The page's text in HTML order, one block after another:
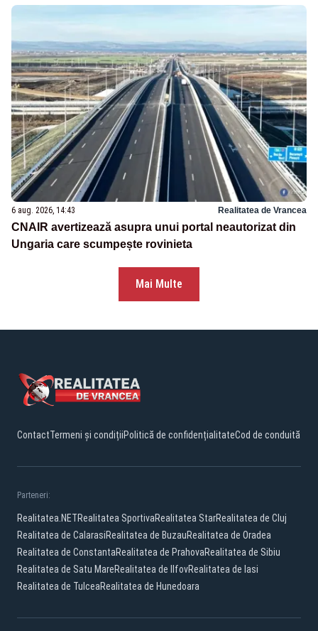
6 aug. 2026, 14:43 Realitatea de Vrancea
CNAIR avertizează asupra unui portal neautorizat din
Ungaria care scumpește rovinieta
Mai Multe
ContactTermeni și condițiiPolitică de confidențialitateCod de conduită
Parteneri:
Realitatea.NETRealitatea SportivaRealitatea StarRealitatea de Cluj
Realitatea de CalarasiRealitatea de BuzauRealitatea de Oradea
Realitatea de ConstantaRealitatea de PrahovaRealitatea de Sibiu
Realitatea de Satu MareRealitatea de IlfovRealitatea de Iasi
Realitatea de TulceaRealitatea de Hunedoara